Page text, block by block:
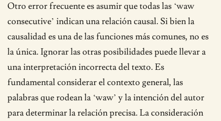
Otro error frecuente es asumir que todas las ‘waw
consecutive’ indican una relación causal. Si bien la
causalidad es una de las funciones más comunes, no es
la única. Ignorar las otras posibilidades puede llevar a
una interpretación incorrecta del texto. Es
fundamental considerar el contexto general, las
palabras que rodean la ‘waw’ y la intención del autor
para determinar la relación precisa. La consideración